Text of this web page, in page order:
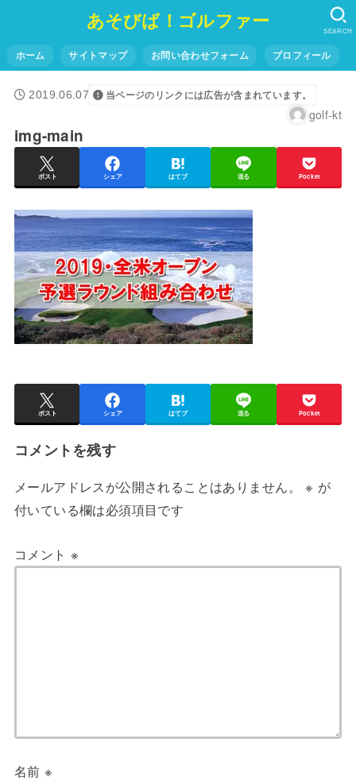
あそびば！ゴルファー
ホーム サイトマップ お問い合わせフォーム プロフィール
SEARCH
2019.06.07 当ページのリンクには広告が含まれています。
golf-kt
img-main
ポスト シェア はてブ 送る Pocket
ポスト シェア はてブ 送る Pocket
コメントを残す
メールアドレスが公開されることはありません。 ※ が
付いている欄は必須項目です
コメント ※
名前※